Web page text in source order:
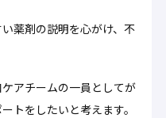
薬剤の説明を心がけ、不
アチームの一員としてが
トをしたいと考えます。